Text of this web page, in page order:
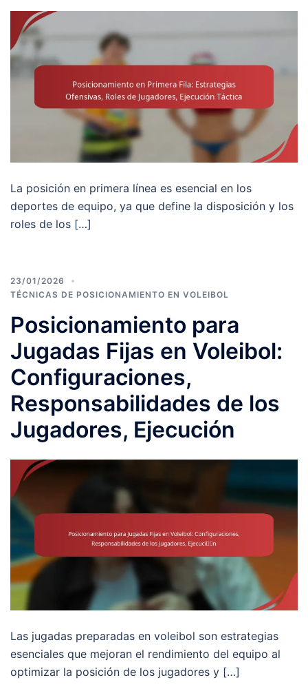
La posición en primera línea es esencial en los
deportes de equipo, ya que define la disposición y los
roles de los […]
23/01/2026
TÉCNICAS DE POSICIONAMIENTO EN VOLEIBOL
Posicionamiento para
Jugadas Fijas en Voleibol:
Configuraciones,
Responsabilidades de los
Jugadores, Ejecución
Las jugadas preparadas en voleibol son estrategias
esenciales que mejoran el rendimiento del equipo al
optimizar la posición de los jugadores y […]